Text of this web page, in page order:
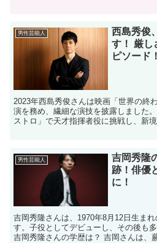
男性芸能人
西島秀俊
す！ 厳し
ピソード！
2023年西島秀俊さんは映画「世界の終
演を務め、繊細な演技を披露しました
ストロ」で天才指揮者役に挑戦し、新
男性芸能人
吉岡秀隆
跡！俳優
に！
吉岡秀隆さんは、1970年8月12日生ま
す。子役としてデビューし、その後も
吉岡秀隆さんの学歴は？ 吉岡さんは、